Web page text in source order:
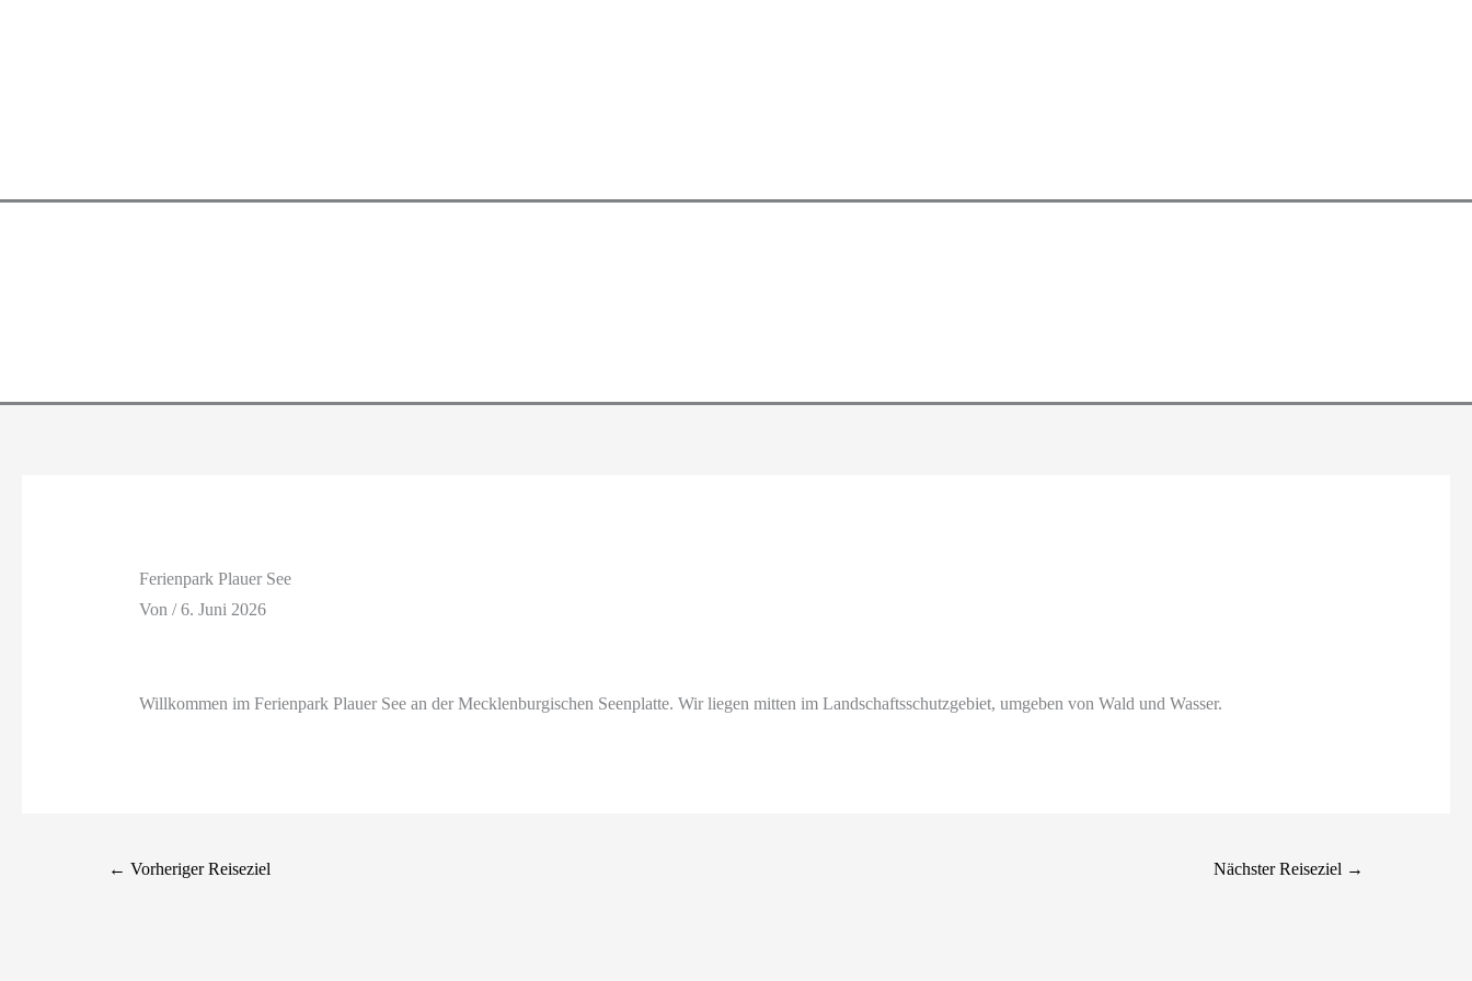
Ferienpark Plauer See
Von /6. Juni 2026
Willkommen im Ferienpark Plauer See an der Mecklenburgischen Seenplatte. Wir liegen mitten im Landschaftsschutzgebiet, umgeben von Wald und Wasser.
← Vorheriger Reiseziel Nächster Reiseziel →